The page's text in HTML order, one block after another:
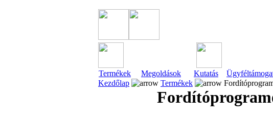
Termékek Megoldások Kutatás
Kezdőlap
Termékek